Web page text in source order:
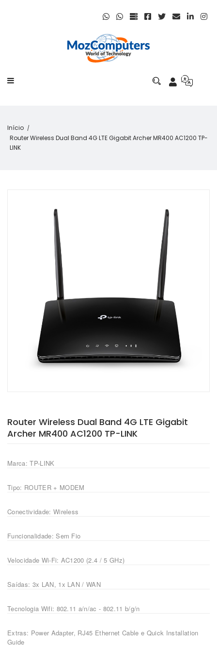
Início
Router Wireless Dual Band 4G LTE Gigabit Archer MR400 AC1200 TP-
LINK
Router Wireless Dual Band 4G LTE Gigabit
Archer MR400 AC1200 TP-LINK
Marca: TP-LINK
Tipo: ROUTER + MODEM
Conectividade: Wireless
Funcionalidade: Sem Fio
Velocidade Wi-Fi: AC1200 (2.4 / 5 GHz)
Saídas: 3x LAN, 1x LAN / WAN
Tecnologia Wifi: 802.11 a/n/ac - 802.11 b/g/n
Extras: Power Adapter, RJ45 Ethernet Cable e Quick Installation
Guide